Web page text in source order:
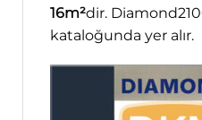
16m²dir.
kataloğunda yer alır.